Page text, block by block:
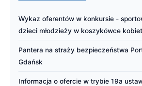
Wykaz oferentów w konkursie -
dzieci młodzieży w koszykówce
Pantera na straży bezpieczeństwa
Gdańsk
Informacja o ofercie w trybie 19a